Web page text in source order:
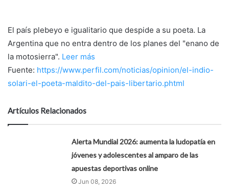
El país plebeyo e igualitario que despide a su poeta. La
Argentina que no entra dentro de los planes del "enano de
la motosierra". Leer más
Fuente: https://www.perfil.com/noticias/opinion/el-indio-
solari-el-poeta-maldito-del-pais-libertario.phtml
Artículos Relacionados
Alerta Mundial 2026: aumenta la ludopatía en
jóvenes y adolescentes al amparo de las
apuestas deportivas online
Jun 08, 2026